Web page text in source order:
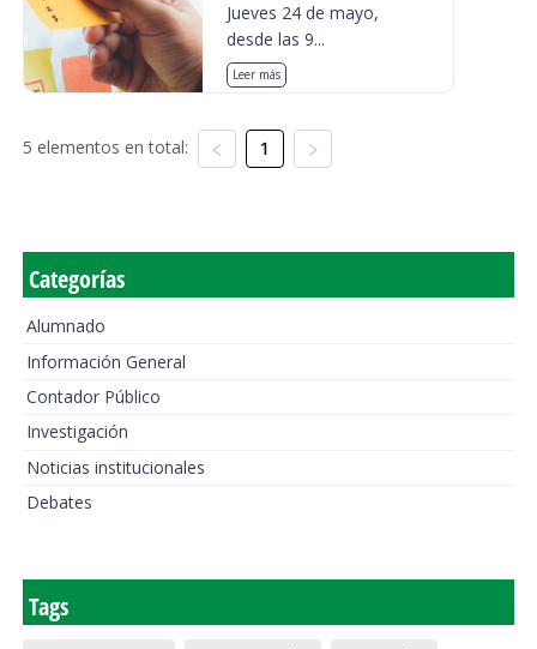
Jueves 24 de mayo,
desde las 9...
Leer más
5 elementos en total: 1
Categorías
Alumnado
Información General
Contador Público
Investigación
Noticias institucionales
Debates
Tags